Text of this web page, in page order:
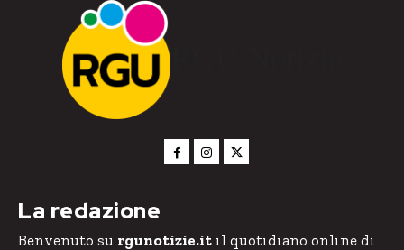
RGU Notizie
La redazione
Benvenuto su rgunotizie.it il quotidiano online di